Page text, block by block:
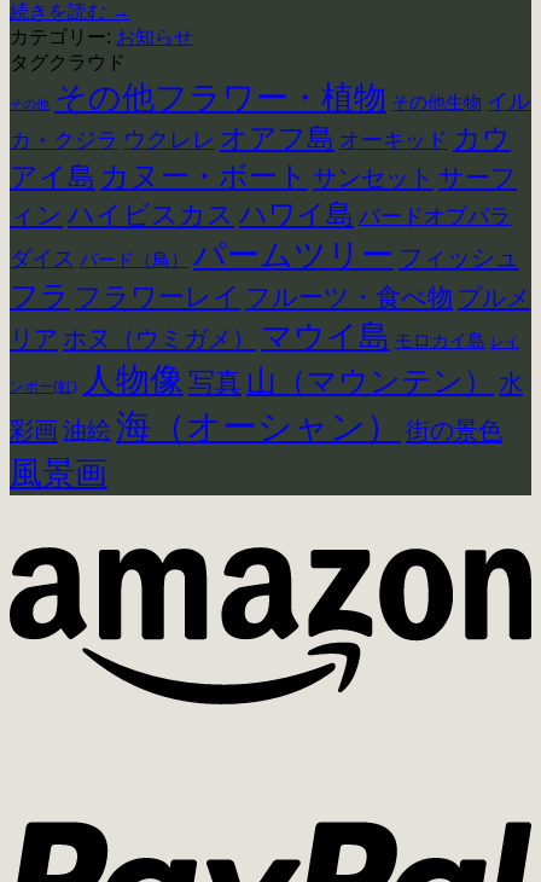
続きを読む →
カテゴリー: お知らせ
タグクラウド
その他 その他フラワー・植物 その他生物 イル
カ・クジラ ウクレレ オアフ島 オーキッド カウ
アイ島 カヌー・ボート サンセット サーフ
ィン ハイビスカス ハワイ島 バードオブパラ
ダイス バード（鳥） パームツリー フィッシュ
フラ フラワーレイ フルーツ・食べ物 プルメ
リア ホヌ（ウミガメ） マウイ島 モロカイ島 レイ
ンボー(虹) 人物像 写真 山（マウンテン）
水
彩画油絵海（オーシャン） 街の景色
風景画